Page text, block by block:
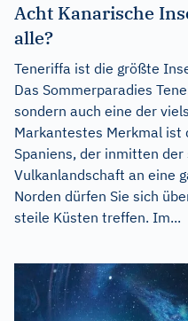
Acht Kanarische
alle?
Teneriffa ist die größte
Das Sommerparadies
sondern auch eine der
Markantestes Merkmal ist
Spaniens, der inmitten der
Vulkanlandschaft an eine
Norden dürfen Sie sich
steile Küsten treffen. Im...